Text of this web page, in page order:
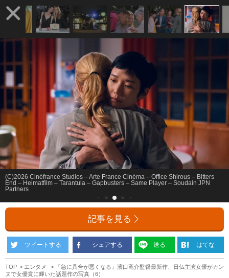
(C)2026 Cinéfrance Studios – Arte France Cinéma – Office Shirous – Bitters
End – Heimatfilm – Tarantula – Gapbusters – Same Player – Soudain JPN
Partners
記事を見る
ツイートする シェアする 送る はてな
TOP エンタメ
『急に具合が悪くなる』濱口竜介監督最新作、日仏主演女優がカン
ヌで女優賞に輝いた話題作の写真（6）